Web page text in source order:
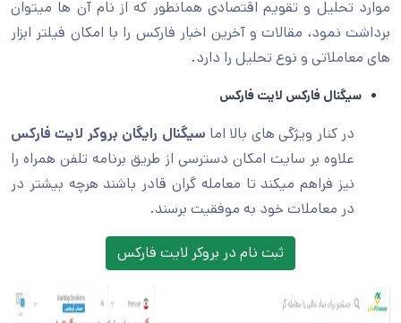
موارد تحلیل و تقویم اقتصادی همانطور که از نام آن ها میتوان
برداشت نمود، مقالات و آخرین اخبار فارکس را با امکان فیلتر ابزار
های معاملاتی و نوع تحلیل را دارد.
سیگنال فارکس لایت فارکس
در کنار ویژگی های بالا اما سیگنال رایگان بروکر لایت فارکس
علاوه بر سایت امکان دسترسی از طریق برنامه تلفن همراه را
نیز فراهم میکند تا معامله گران قادر باشند هرچه بیشتر در
در معاملات خود به موفقیت برسند.
ثبت نام در بروکر لایت فارکس